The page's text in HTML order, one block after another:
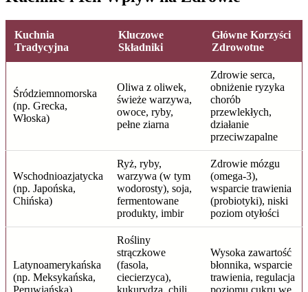
Kuchnia
Tradycyjna
Kluczowe
Składniki
Główne Korzyści
Zdrowotne
Śródziemnomorska
(np. Grecka,
Włoska)
Oliwa z oliwek,
świeże warzywa,
owoce, ryby,
pełne ziarna
Zdrowie serca,
obniżenie ryzyka
chorób
przewlekłych,
działanie
przeciwzapalne
Wschodnioazjatycka
(np. Japońska,
Chińska)
Ryż, ryby,
warzywa (w tym
wodorosty), soja,
fermentowane
produkty, imbir
Zdrowie mózgu
(omega-3),
wsparcie trawienia
(probiotyki), niski
poziom otyłości
Latynoamerykańska
(np. Meksykańska,
Peruwiańska)
Rośliny
strączkowe
(fasola,
ciecierzyca),
kukurydza, chili,
Wysoka zawartość
błonnika, wsparcie
trawienia, regulacja
poziomu cukru we